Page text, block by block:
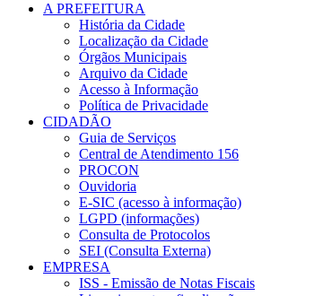
A PREFEITURA
História da Cidade
Localização da Cidade
Órgãos Municipais
Arquivo da Cidade
Acesso à Informação
Política de Privacidade
CIDADÃO
Guia de Serviços
Central de Atendimento 156
PROCON
Ouvidoria
E-SIC (acesso à informação)
LGPD (informações)
Consulta de Protocolos
SEI (Consulta Externa)
EMPRESA
ISS - Emissão de Notas Fiscais